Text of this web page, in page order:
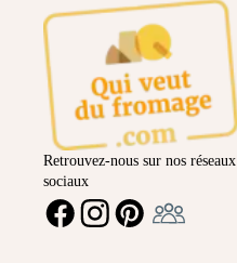
Retrouvez-nous sur nos réseaux
sociaux
FACEBOOKINSTAGRAMPINTEREST